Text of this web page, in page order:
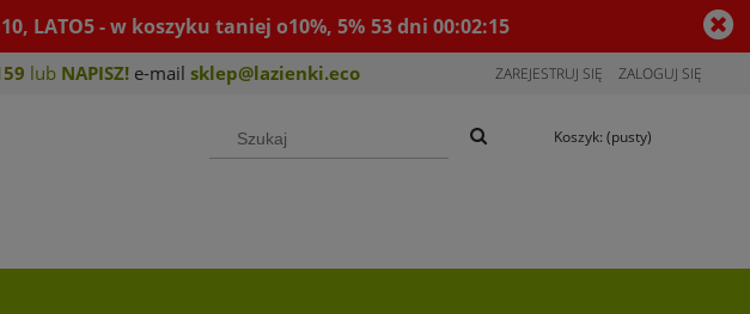
LATO5 - w koszyku taniej o10%, 5% 53dni00:02:14
lub NAPISZ! e-mail sklep@lazienki.eco ZAREJESTRUJ SIĘ ZALOGUJ SIĘ
Koszyk: (pusty)